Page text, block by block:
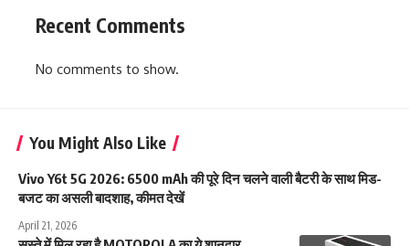
Recent Comments
No comments to show.
You Might Also Like
Vivo Y6t 5G 2026: 6500 mAh की पूरे दिन चलने वाली बैटरी के साथ मिड-
बजट का असली बादशाह, कीमत देखें
April 21, 2026